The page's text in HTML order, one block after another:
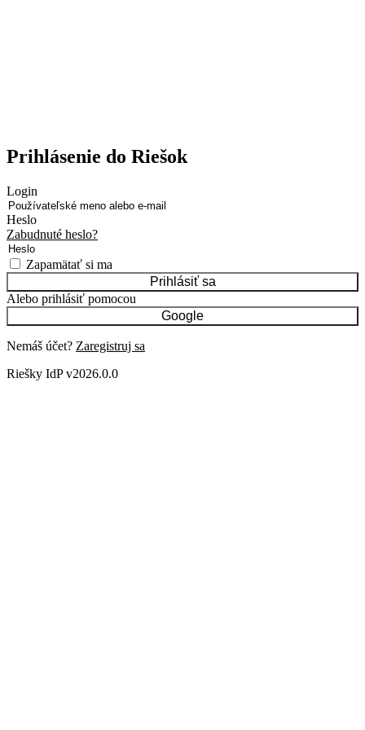
Prihlásenie do Riešok
Login
Heslo
Zabudnuté heslo?
Zapamätať si ma
Prihlásiť sa
Alebo prihlásiť pomocou
Google
Nemáš účet? Zaregistruj sa
Riešky IdP v2026.0.0